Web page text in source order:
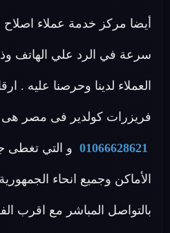
أيضا مركز خدمة عملاء اصلاح
سرعة في الرد علي الهاتف
العملاء لدينا وحرصنا عليه .
فريزرات كولدير فى مصر هى
01066628621 و التي تغطى
الأماكن وجميع انحاء
بالتواصل المباشر مع اقرب